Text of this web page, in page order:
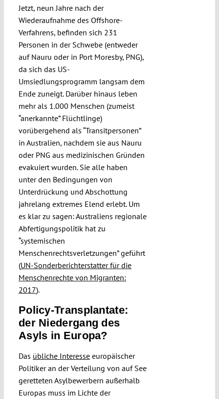
Jetzt, neun Jahre nach der
Wiederaufnahme des Offshore-
Verfahrens, befinden sich 231
Personen in der Schwebe (entweder
auf Nauru oder in Port Moresby, PNG),
da sich das US-
Umsiedlungsprogramm langsam dem
Ende zuneigt. Darüber hinaus leben
mehr als 1.000 Menschen (zumeist
“anerkannte” Flüchtlinge)
vorübergehend als “Transitpersonen”
in Australien, nachdem sie aus Nauru
oder PNG aus medizinischen Gründen
evakuiert wurden. Sie alle haben
unter den Bedingungen von
Unterdrückung und Abschottung
jahrelang extremes Elend erlebt. Um
es klar zu sagen: Australiens regionale
Abfertigungspolitik hat zu
“systemischen
Menschenrechtsverletzungen” geführt
(UN-Sonderberichterstatter für die
Menschenrechte von Migranten:
2017).
Policy-Transplantate:
der Niedergang des
Asyls in Europa?
Das übliche Interesseeuropäischer
Politiker an der Verteilung von auf See
geretteten Asylbewerbern außerhalb
Europas muss im Lichte der